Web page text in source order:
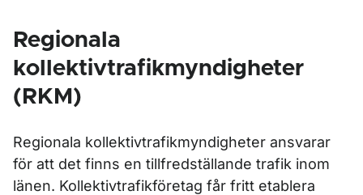
Regionala
kollektivtrafikmyndigheter
(RKM)
Regionala kollektivtrafikmyndigheter ansvarar
för att det finns en tillfredställande trafik inom
länen. Kollektivtrafikföretag får fritt etablera